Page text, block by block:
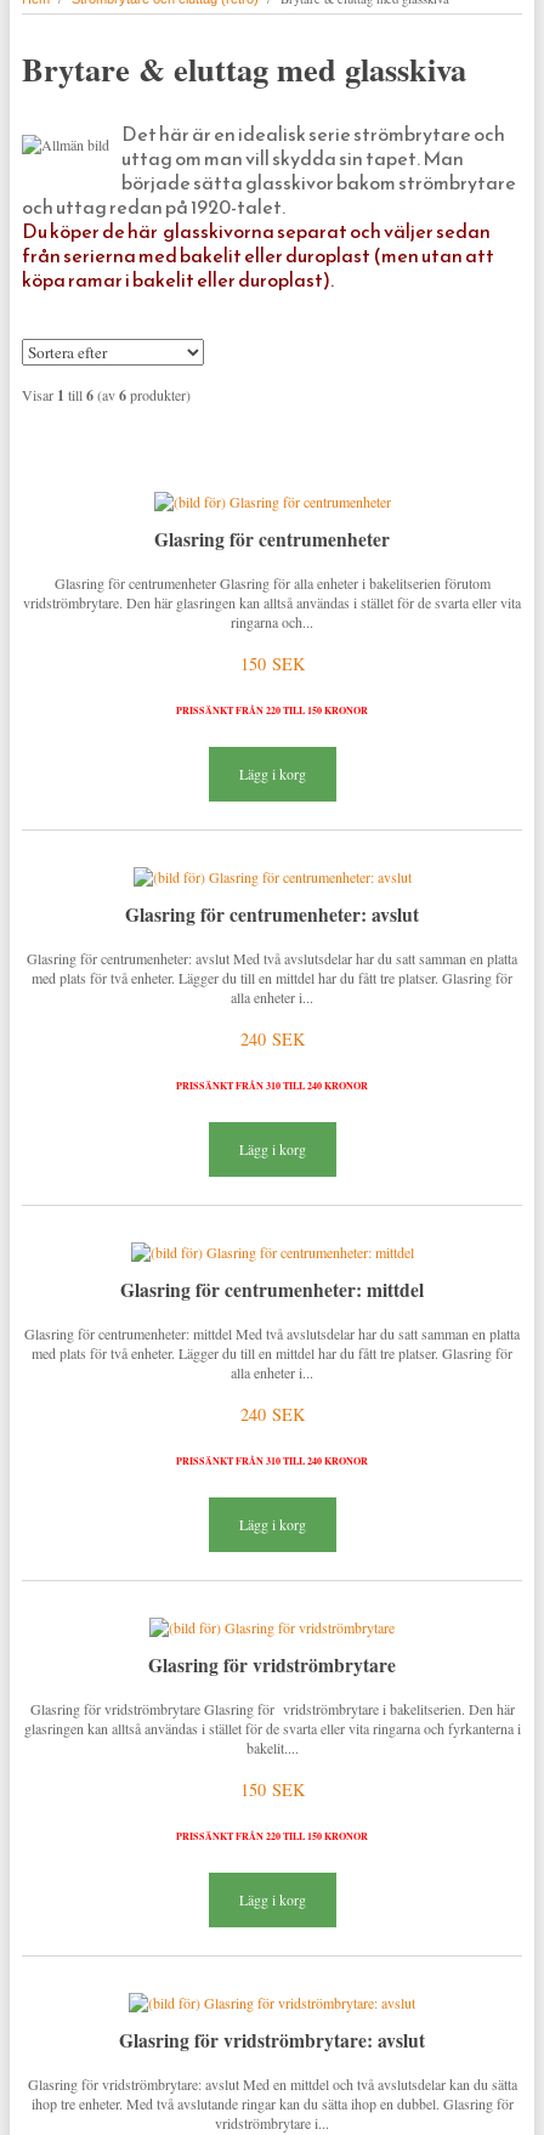
Brytare & eluttag med glasskiva
Det här är en idealisk serie strömbrytare och
uttag om man vill skydda sin tapet. Man
började sätta glasskivor bakom strömbrytare
och uttag redan på 1920-talet.
Du köper de här glasskivorna separat och väljer sedan
från serierna med bakelit eller duroplast (men utan att
köpa ramar i bakelit eller duroplast).
Visar 1 till6(av6produkter)
Glasring för centrumenheter
Glasring för centrumenheter Glasring för alla enheter i bakelitserien förutom
vridströmbrytare. Den här glasringen kan alltså användas i stället för de svarta eller vita
ringarna och...
150 SEK
PRISSÄNKT FRÅN 220 TILL 150 KRONOR
Lägg i korg
Glasring för centrumenheter: avslut
Glasring för centrumenheter: avslut Med två avslutsdelar har du satt samman en platta
med plats för två enheter. Lägger du till en mittdel har du fått tre platser. Glasring för
alla enheter i...
240 SEK
PRISSÄNKT FRÅN 310 TILL 240 KRONOR
Lägg i korg
Glasring för centrumenheter: mittdel
Glasring för centrumenheter: mittdel Med två avslutsdelar har du satt samman en platta
med plats för två enheter. Lägger du till en mittdel har du fått tre platser. Glasring för
alla enheter i...
240 SEK
PRISSÄNKT FRÅN 310 TILL 240 KRONOR
Lägg i korg
Glasring för vridströmbrytare
Glasring för vridströmbrytare Glasring för vridströmbrytare i bakelitserien. Den här
glasringen kan alltså användas i stället för de svarta eller vita ringarna och fyrkanterna i
bakelit....
150 SEK
PRISSÄNKT FRÅN 220 TILL 150 KRONOR
Lägg i korg
Glasring för vridströmbrytare: avslut
Glasring för vridströmbrytare: avslut Med en mittdel och två avslutsdelar kan du sätta
ihop tre enheter. Med två avslutande ringar kan du sätta ihop en dubbel. Glasring för
vridströmbrytare i...